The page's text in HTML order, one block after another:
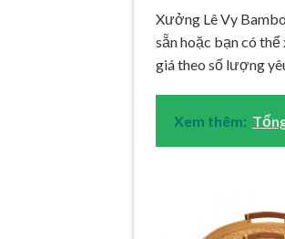
Xưởng Lê Vy
sẵn hoặc bạn có
giá theo số lượng
Xem thêm: